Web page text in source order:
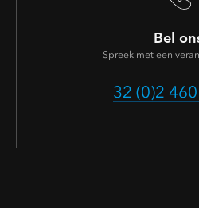
Bel
Spreek met een
32 (0)2